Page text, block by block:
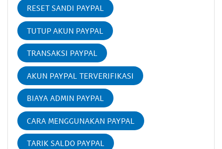
RESET SANDI PAYPAL
TUTUP AKUN PAYPAL
TRANSAKSI PAYPAL
AKUN PAYPAL TERVERIFIKASI
BIAYA ADMIN PAYPAL
CARA MENGGUNAKAN PAYPAL
TARIK SALDO PAYPAL